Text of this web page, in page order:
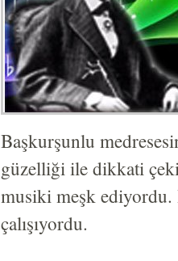
Başkurşunlu
güzelliği ile dikkati
musiki meşk ediyordu.
çalışıyordu.